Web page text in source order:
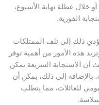
خلال عطلة نهاية الأسبوع،
الفورية.
ذلك إلى تلف الممتلكات
هذه الأمور من أهمية توفر
أن الاستجابة السريعة يمكن
بالإضافة إلى ذلك، يمكن أن
للعائلات، مما يتطلب